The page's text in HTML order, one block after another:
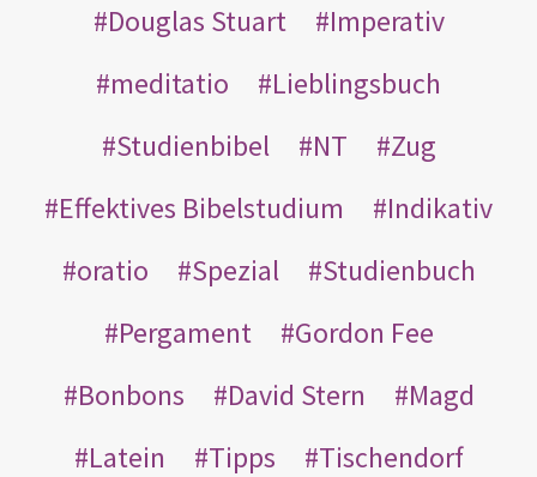
Douglas Stuart
Imperativ
meditatio
Lieblingsbuch
Studienbibel
NT
Zug
Effektives Bibelstudium
Indikativ
oratio
Spezial
Studienbuch
Pergament
Gordon Fee
Bonbons
David Stern
Magd
Latein
Tipps
Tischendorf